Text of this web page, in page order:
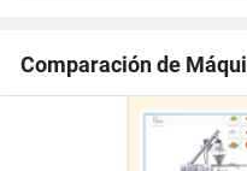
Comparación de